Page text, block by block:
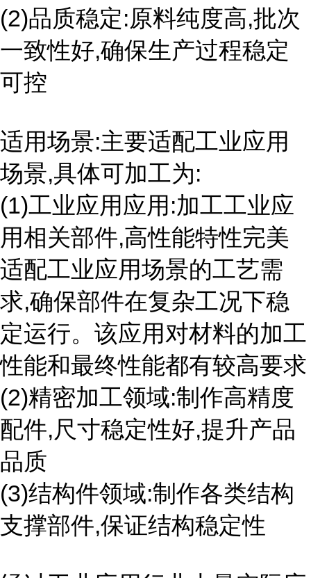
(2)品质稳定:原料纯度高,批次
一致性好,确保生产过程稳定
可控
适用场景:主要适配工业应用
场景,具体可加工为:
(1)工业应用应用:加工工业应
用相关部件,高性能特性完美
适配工业应用场景的工艺需
求,确保部件在复杂工况下稳
定运行。该应用对材料的加工
性能和最终性能都有较高要求
(2)精密加工领域:制作高精度
配件,尺寸稳定性好,提升产品
品质
(3)结构件领域:制作各类结构
支撑部件,保证结构稳定性